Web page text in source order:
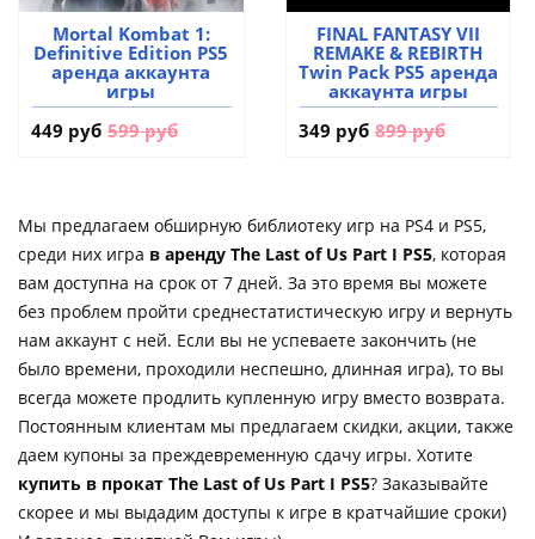
Mortal Kombat 1:
Definitive Edition PS5
аренда аккаунта
игры
449 руб 599 руб
FINAL FANTASY VII
REMAKE & REBIRTH
Twin Pack PS5 аренда
аккаунта игры
349 руб 899 руб
Мы предлагаем обширную библиотеку игр на PS4 и PS5,
среди них игра в аренду The Last of Us Part I PS5, которая
вам доступна на срок от 7 дней. За это время вы можете
без проблем пройти среднестатистическую игру и вернуть
нам аккаунт с ней. Если вы не успеваете закончить (не
было времени, проходили неспешно, длинная игра), то вы
всегда можете продлить купленную игру вместо возврата.
Постоянным клиентам мы предлагаем скидки, акции, также
даем купоны за преждевременную сдачу игры. Хотите
купить в прокат The Last of Us Part I PS5? Заказывайте
скорее и мы выдадим доступы к игре в кратчайшие сроки)